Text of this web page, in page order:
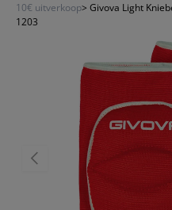
10€ uitverkoop> Givova Light
1203
VORIGE